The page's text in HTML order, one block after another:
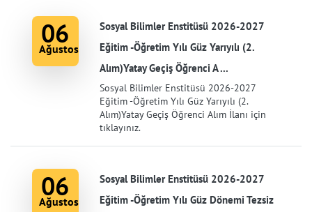
06
Ağustos
Sosyal Bilimler Enstitüsü 2026-2027
Eğitim -Öğretim Yılı Güz Yarıyılı (2.
Alım)Yatay Geçiş Öğrenci A ...
Sosyal Bilimler Enstitüsü 2026-2027
Eğitim -Öğretim Yılı Güz Yarıyılı (2.
Alım)Yatay Geçiş Öğrenci Alım İlanı için
tıklayınız.
06
Ağustos
Sosyal Bilimler Enstitüsü 2026-2027
Eğitim -Öğretim Yılı Güz Dönemi Tezsiz